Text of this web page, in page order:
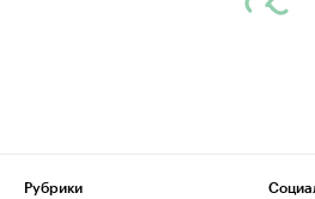
Рубрики